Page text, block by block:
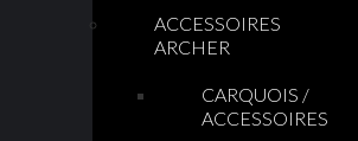
ACCESSOIRES
ARCHER
CARQUOIS /
ACCESSOIRES